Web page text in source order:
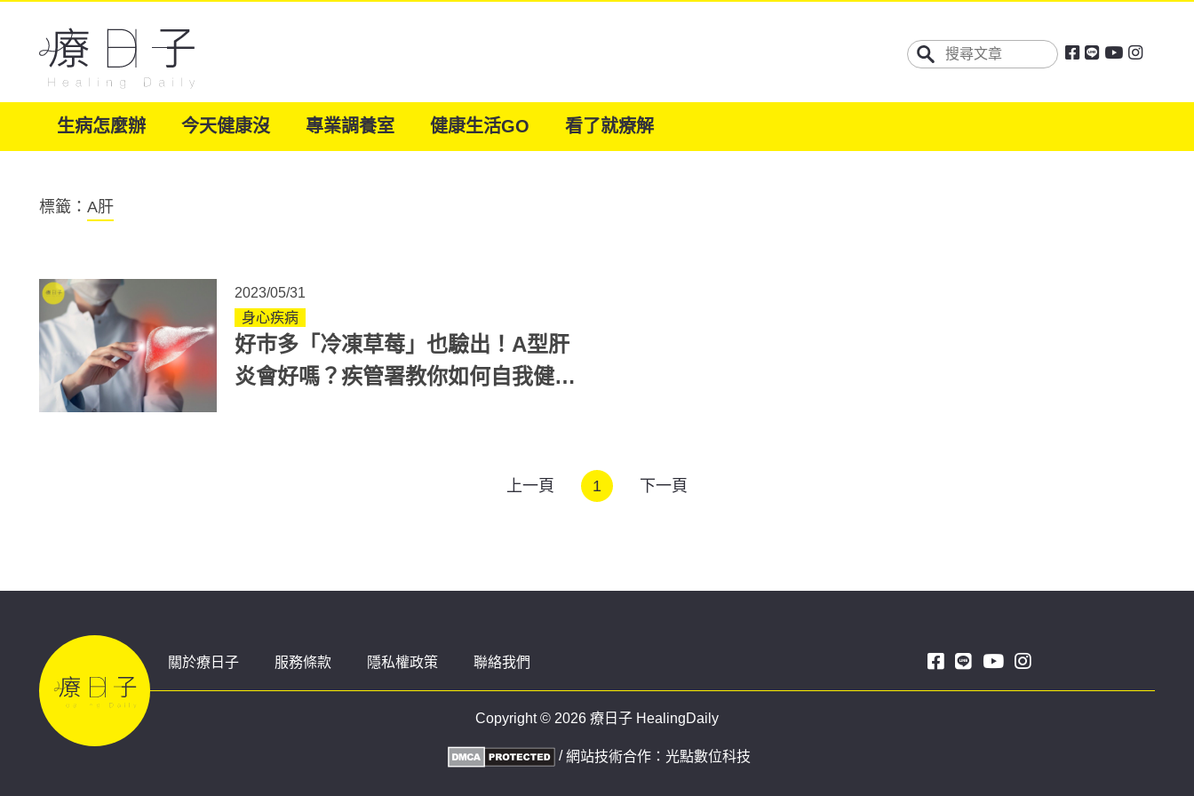
生病怎麼辦 今天健康沒 專業調養室 健康生活GO 看了就療解
標籤： A肝
2023/05/31
身心疾病
好巿多「冷凍草莓」也驗出！A型肝
炎會好嗎？疾管署教你如何自我健康
上一頁 1 下一頁
關於療日子 服務條款 隱私權政策 聯絡我們
Copyright © 2026 療日子 HealingDaily
/網站技術合作： 光點數位科技